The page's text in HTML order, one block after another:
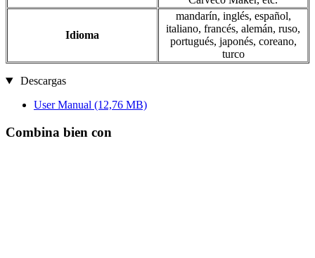
Idioma
mandarín, inglés, español,
italiano, francés, alemán, ruso,
portugués, japonés, coreano,
turco
Descargas
User Manual (12,76 MB)
Combina bien con